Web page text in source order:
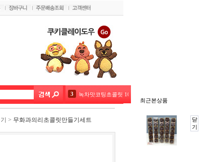
3 녹차맛코팅초콜릿 100g 1kg 택1
5 [대용량] 식빵봉투 영문 38cm 200장
> 무화과의리초콜릿만들기세트
최근본상품
닫
기